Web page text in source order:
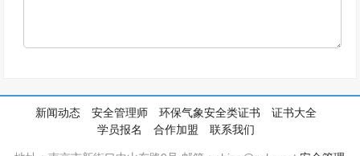
新闻动态 安全管理师 环保气象安全类证书
证书大全
学员报名
合作加盟 联系我们